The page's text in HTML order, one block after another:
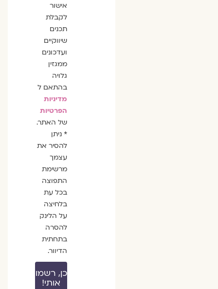
אישור
לקבלת
תכנים
שיווקיים
ועדכונים
ממגזין
גלויה
בהתאם ל
מדיניות
הפרטיות
של האתר.
* ניתן
להסיר את
עצמך
מרשימת
התפוצה
בכל עת
בלחיצה
על הלינק
להסרה
בתחתית
הדיוור.
כן, רשמו
אותי!